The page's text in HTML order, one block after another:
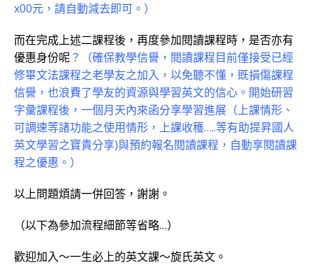
x00元，請自動減去即可。）
而在完成上述二課程後，再度參加閱讀課程時，是否亦有
優惠身份呢？（確保教學信譽，閱讀課程目前僅接受已經
修畢文法課程之老學友之加入，以免聽不懂，既損傷課程
信譽，也浪費了學友的資源與學習英文的信心。開始研習
字彙課程後，一個月天內來函分享學習進展（上課情形、
可調速等諸功能之使用情形，上課收穫…..等有助提昇國人
英文學習之寶貴分享)與預約報名閱讀課程，自動享閱讀課
程之優惠。）
以上問題煩請一併回答，謝謝。
（以下為參加流程細節等省略…）
歡迎加入～一生必上的英文課～旋氏英文。